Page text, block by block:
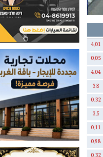
4.01
0.05
4.04
3.8
0.32
3.5
0.11
0.98